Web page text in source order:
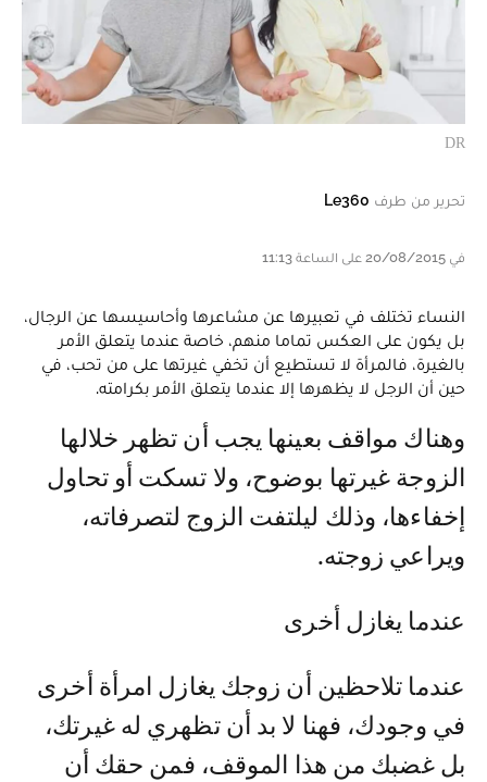
DR
تحرير من طرف Le360
في 20/08/2015 على الساعة 11:13
النساء تختلف في تعبيرها عن مشاعرها وأحاسيسها عن الرجال،
بل يكون على العكس تماما منهم، خاصة عندما يتعلق الأمر
بالغيرة، فالمرأة لا تستطيع أن تخفي غيرتها على من تحب، في
حين أن الرجل لا يظهرها إلا عندما يتعلق الأمر بكرامته.
وهناك مواقف بعينها يجب أن تظهر خلالها
الزوجة غيرتها بوضوح، ولا تسكت أو تحاول
إخفاءها، وذلك ليلتفت الزوج لتصرفاته،
ويراعي زوجته.
عندما يغازل أخرى
عندما تلاحظين أن زوجك يغازل امرأة أخرى
في وجودك، فهنا لا بد أن تظهري له غيرتك،
بل غضبك من هذا الموقف، فمن حقك أن